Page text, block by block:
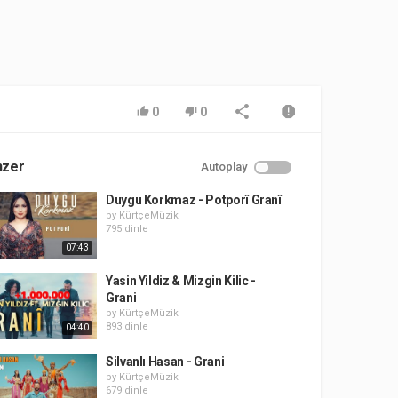
0 0
Autoplay
07:43
Duygu Korkmaz - Potporî Granî
by KürtçeMüzik
795 dinle
04:40
Yasin Yildiz & Mizgin Kilic -
Grani
by KürtçeMüzik
893 dinle
Silvanlı Hasan - Grani
by KürtçeMüzik
679 dinle